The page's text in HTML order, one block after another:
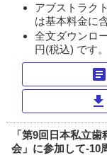
アブストラク
は基本料金に
全文ダウンロ
円(税込) です。
article
download
「第9回日本私立
会」に参加して-10